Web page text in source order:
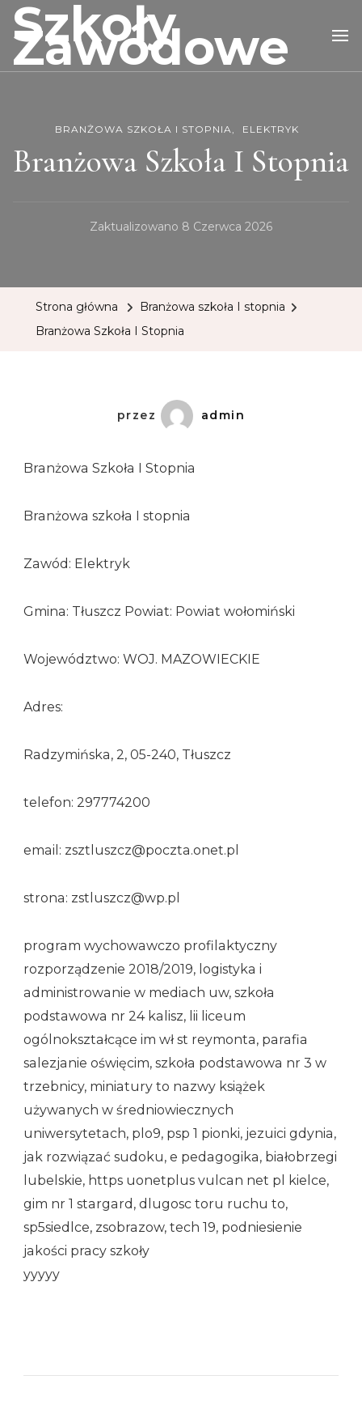
Szkoły
Zawodowe
BRANŻOWA SZKOŁA I STOPNIA ELEKTRYK
Branżowa Szkoła I Stopnia
Zaktualizowano 8 Czerwca 2026
Strona główna
Branżowa szkoła I stopnia
Branżowa Szkoła I Stopnia
przez admin
Branżowa Szkoła I Stopnia
Branżowa szkoła I stopnia
Zawód: Elektryk
Gmina: Tłuszcz Powiat: Powiat wołomiński
Województwo: WOJ. MAZOWIECKIE
Adres:
Radzymińska, 2, 05-240, Tłuszcz
telefon: 297774200
email: zsztluszcz@poczta.onet.pl
strona: zstluszcz@wp.pl
program wychowawczo profilaktyczny
rozporządzenie 2018/2019, logistyka i
administrowanie w mediach uw, szkoła
podstawowa nr 24 kalisz, lii liceum
ogólnokształcące im wł st reymonta, parafia
salezjanie oświęcim, szkoła podstawowa nr 3 w
trzebnicy, miniatury to nazwy książek
używanych w średniowiecznych
uniwersytetach, plo9, psp 1 pionki, jezuici gdynia,
jak rozwiązać sudoku, e pedagogika, białobrzegi
lubelskie, https uonetplus vulcan net pl kielce,
gim nr 1 stargard, dlugosc toru ruchu to,
sp5siedlce, zsobrazow, tech 19, podniesienie
jakości pracy szkoły
yyyyy